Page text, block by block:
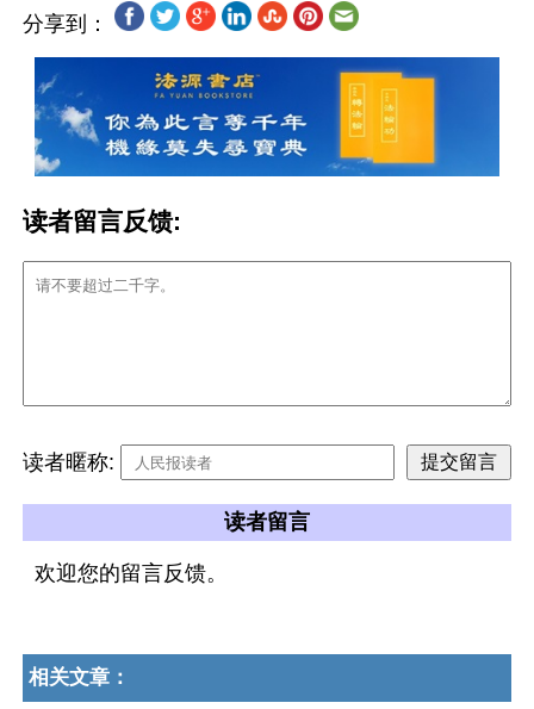
分享到：
读者留言反馈:
读者暱称:
读者留言
欢迎您的留言反馈。
相关文章：